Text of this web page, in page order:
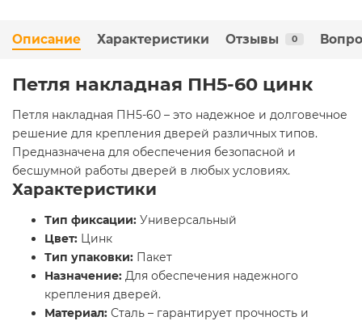
Описание Характеристики Отзывы 0
Петля накладная ПН5-60 цинк
Петля накладная ПН5-60 – это надежное и долговечное
решение для крепления дверей различных типов.
Предназначена для обеспечения безопасной и
бесшумной работы дверей в любых условиях.
Характеристики
Тип фиксации: Универсальный
Цвет: Цинк
Тип упаковки: Пакет
Назначение: Для обеспечения надежного
крепления дверей.
Материал: Сталь – гарантирует прочность и